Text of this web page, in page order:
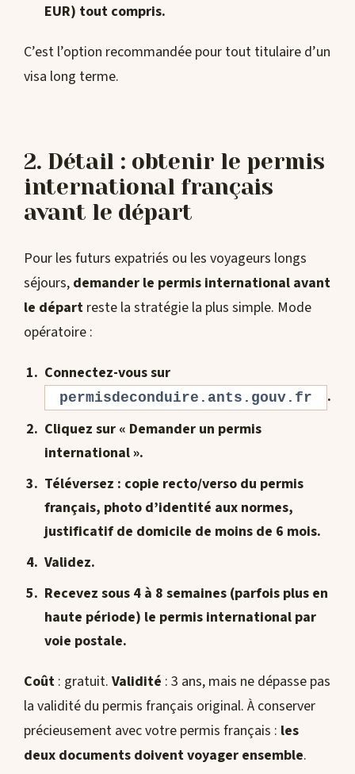
EUR) tout compris.
C’est l’option recommandée pour tout titulaire d’un
visa long terme.
2. Détail : obtenir le permis
international français
avant le départ
Pour les futurs expatriés ou les voyageurs longs
séjours, demander le permis international avant
le départ reste la stratégie la plus simple. Mode
opératoire :
Connectez-vous sur
permisdeconduire.ants.gouv.fr
.
Cliquez sur « Demander un permis
international ».
Téléversez : copie recto/verso du permis
français, photo d’identité aux normes,
justificatif de domicile de moins de 6 mois.
Validez.
Recevez sous 4 à 8 semaines (parfois plus en
haute période) le permis international par
voie postale.
Coût : gratuit. Validité : 3 ans, mais ne dépasse pas
la validité du permis français original. À conserver
précieusement avec votre permis français : les
deux documents doivent voyager ensemble.